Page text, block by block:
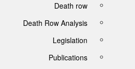
Death row
Death Row Analysis
Legislation
Publications